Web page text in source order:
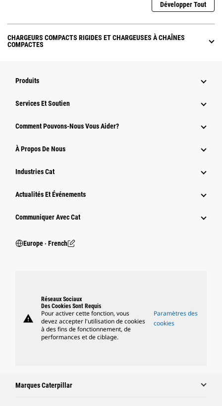
Développer Tout
CHARGEURS COMPACTS RIGIDES ET CHARGEUSES À CHAÎNES
COMPACTES
Produits
Services Et Soutien
Comment Pouvons-Nous Vous Aider?
À Propos De Nous
Industries Cat
Actualités Et Événements
Communiquer Avec Cat
Europe ‧ French
warning
Réseaux Sociaux
Des Cookies Sont Requis
Pour activer cette fonction, vous
devez accepter l'utilisation de cookies
à des fins de fonctionnement, de
performances et de ciblage.
Paramètres des
cookies
Marques Caterpillar